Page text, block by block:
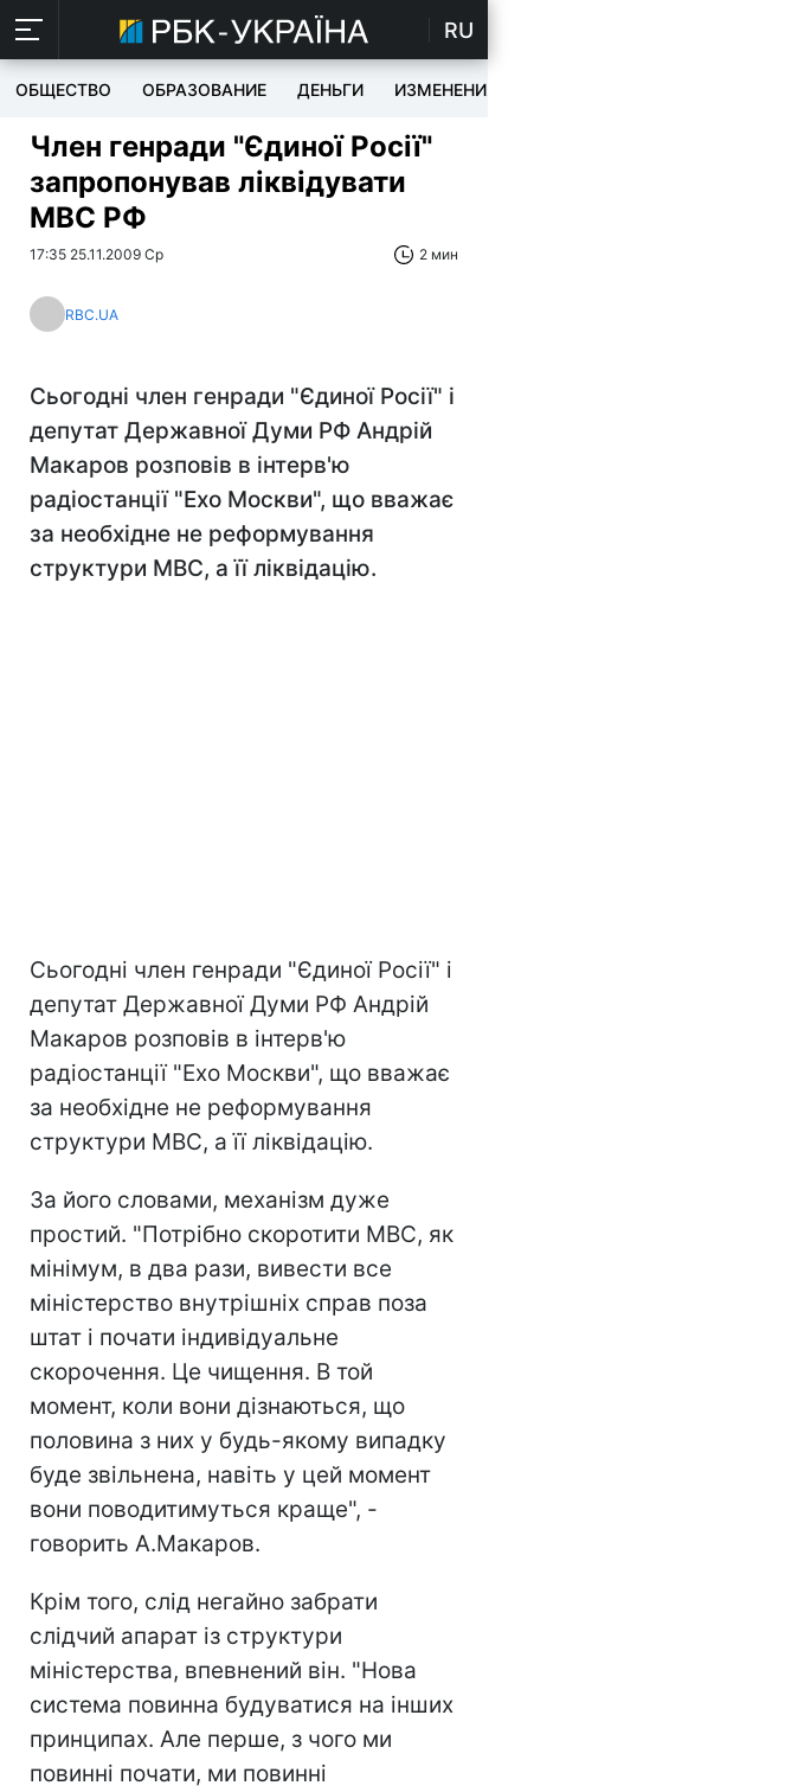
RU
ОБЩЕСТВО ОБРАЗОВАНИЕ ДЕНЬГИ ИЗМЕНЕНИЯ
Член генради "Єдиної Росії"
запропонував ліквідувати
МВС РФ
17:35 25.11.2009 Ср 2 мин
RBC.UA
Сьогодні член генради "Єдиної Росії" і
депутат Державної Думи РФ Андрій
Макаров розповів в інтерв'ю
радіостанції "Ехо Москви", що вважає
за необхідне не реформування
структури МВС, а її ліквідацію.
Сьогодні член генради "Єдиної Росії" і
депутат Державної Думи РФ Андрій
Макаров розповів в інтерв'ю
радіостанції "Ехо Москви", що вважає
за необхідне не реформування
структури МВС, а її ліквідацію.
За його словами, механізм дуже
простий. "Потрібно скоротити МВС, як
мінімум, в два рази, вивести все
міністерство внутрішніх справ поза
штат і почати індивідуальне
скорочення. Це чищення. В той
момент, коли вони дізнаються, що
половина з них у будь-якому випадку
буде звільнена, навіть у цей момент
вони поводитимуться краще", -
говорить А.Макаров.
Крім того, слід негайно забрати
слідчий апарат із структури
міністерства, впевнений він. "Нова
система повинна будуватися на інших
принципах. Але перше, з чого ми
повинні почати, ми повинні